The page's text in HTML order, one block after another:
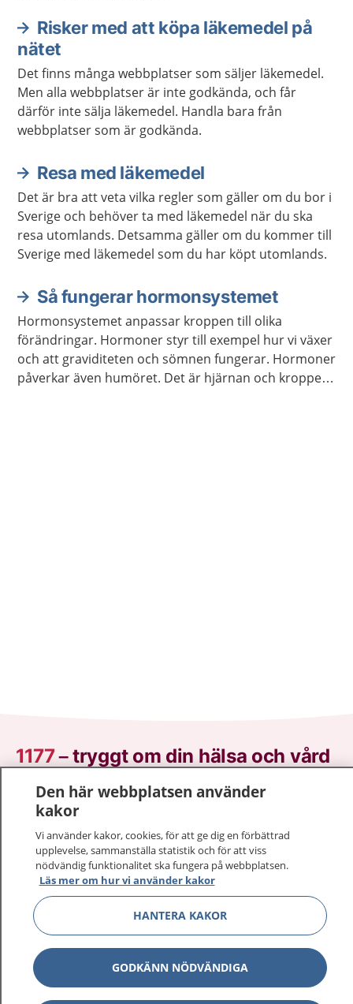
Risker med att köpa läkemedel på
nätet
Det finns många webbplatser som säljer läkemedel.
Men alla webbplatser är inte godkända, och får
därför inte sälja läkemedel. Handla bara från
webbplatser som är godkända.
Resa med läkemedel
Det är bra att veta vilka regler som gäller om du bor i
Sverige och behöver ta med läkemedel när du ska
resa utomlands. Detsamma gäller om du kommer till
Sverige med läkemedel som du har köpt utomlands.
Så fungerar hormonsystemet
Hormonsystemet anpassar kroppen till olika
förändringar. Hormoner styr till exempel hur vi växer
och att graviditeten och sömnen fungerar. Hormoner
påverkar även humöret. Det är hjärnan och kroppen
1177–tryggt om din hälsa och vård
På 1177.se får du råd om hälsa och information om
sjukdomar och vilka mottagningar du kan kontakta.
Logga in för att läsa din journal och göra dina
vårdärenden. Ring telefonnummer 1177 för
sjukvårdsrådgivning dygnet runt.
1177 ger dig råd när du vill må bättre.
Visa
Den här webbplatsen använder
kakor
Vi använder kakor, cookies, för att ge dig en förbättrad
upplevelse, sammanställa statistik och för att viss
nödvändig funktionalitet ska fungera på webbplatsen.
Läs mer om hur vi använder kakor
HANTERA KAKOR
GODKÄNN NÖDVÄNDIGA